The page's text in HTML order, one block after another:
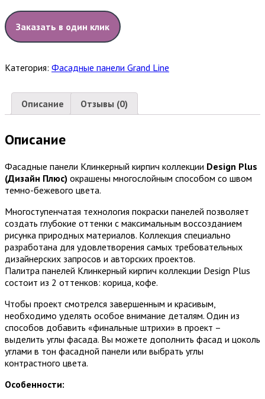
Заказать в один клик
Категория: Фасадные панели Grand Line
Описание Отзывы (0)
Описание
Фасадные панели Клинкерный кирпич коллекции Design Plus
(Дизайн Плюс) окрашены многослойным способом со швом
темно-бежевого цвета.
Многоступенчатая технология покраски панелей позволяет
создать глубокие оттенки с максимальным воссозданием
рисунка природных материалов. Коллекция специально
разработана для удовлетворения самых требовательных
дизайнерских запросов и авторских проектов.
Палитра панелей Клинкерный кирпич коллекции Design Plus
состоит из 2 оттенков: корица, кофе.
Чтобы проект смотрелся завершенным и красивым,
необходимо уделять особое внимание деталям. Один из
способов добавить «финальные штрихи» в проект –
выделить углы фасада. Вы можете дополнить фасад и цоколь
углами в тон фасадной панели или выбрать углы
контрастного цвета.
Особенности: